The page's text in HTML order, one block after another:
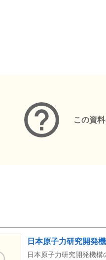
この資
日本原子力研究開発
日本原子力研究開発機構